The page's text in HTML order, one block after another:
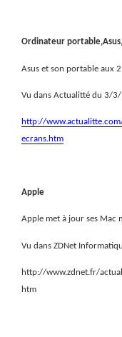
Ordinateur
Asus et son portable aux
Vu dans Actualitté du 3/
http://
ecrans.htm
Apple
Apple met à jour ses Mac
Vu dans ZDNet
http://www.zdnet.fr/
htm